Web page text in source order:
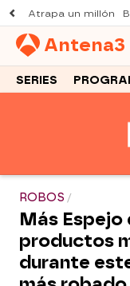
Atrapa un millón
Antena3
SERIES
ROBOS
Más Espejo
productos
durante